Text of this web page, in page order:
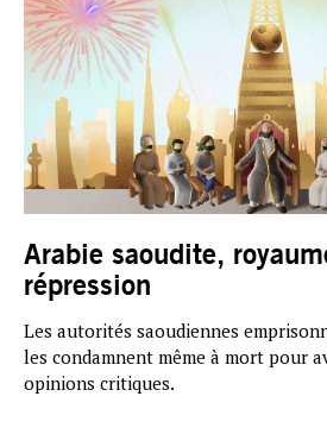
Arabie saoudite,
répression
Les autorités saoudiennes
les condamnent même à mort pour
opinions critiques.